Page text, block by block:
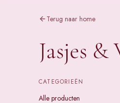
Terug naar home
Jasjes &
CATEGORIEËN
Alle producten